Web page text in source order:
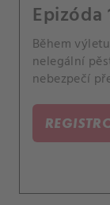
Epizóda
Během
nelegální
nebezpečí